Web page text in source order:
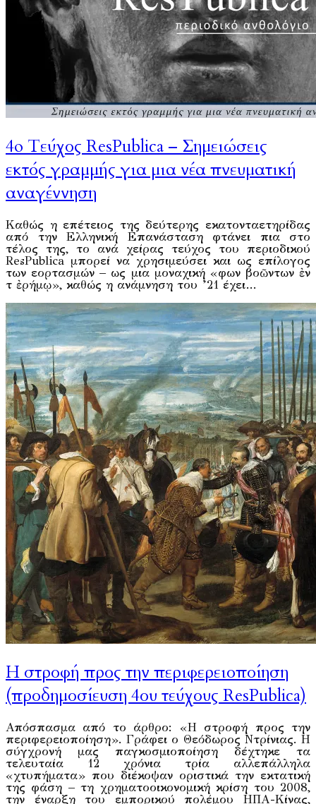
4o Τεύχος ResPublica – Σημειώσεις
εκτός γραμμής για μια νέα πνευματική
αναγέννηση
Καθώς η επέτειος της δεύτερης εκατονταετηρίδας
από την Ελληνική Επανάσταση φτάνει πια στο
τέλος της, το ανά χείρας τεύχος του περιοδικού
ResPublica μπορεί να χρησιμεύσει και ως επίλογος
των εορτασμών – ως μια μοναχική «φωνῇ βοῶντων ἐν
τῇ ἐρήμῳ», καθώς η ανάμνηση του ’21 έχει…
Η στροφή προς την περιφερειοποίηση
(προδημοσίευση 4ου τεύχους ResPublica)
Απόσπασμα από το άρθρο: «Η στροφή προς την
περιφερειοποίηση». Γράφει ο Θεόδωρος Ντρίνιας. H
σύγχρονή μας παγκοσμιοποίηση δέχτηκε τα
τελευταία 12 χρόνια τρία αλλεπάλληλα
«χτυπήματα» που διέκοψαν οριστικά την εκτατική
της φάση – τη χρηματοοικονομική κρίση του 2008,
την έναρξη του εμπορικού πολέμου ΗΠΑ-Κίνας,